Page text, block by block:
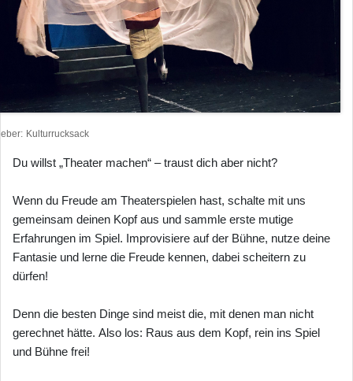
Kulturrucksack
Du willst „Theater machen“ – traust dich aber nicht?
Wenn du Freude am Theaterspielen hast, schalte mit uns
gemeinsam deinen Kopf aus und sammle erste mutige
Erfahrungen im Spiel. Improvisiere auf der Bühne, nutze deine
Fantasie und lerne die Freude kennen, dabei scheitern zu
dürfen!
Denn die besten Dinge sind meist die, mit denen man nicht
gerechnet hätte. Also los: Raus aus dem Kopf, rein ins Spiel
und Bühne frei!